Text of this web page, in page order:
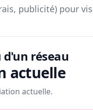
publicité) pour
d'un réseau
actuelle
actuelle.